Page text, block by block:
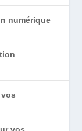
numérique